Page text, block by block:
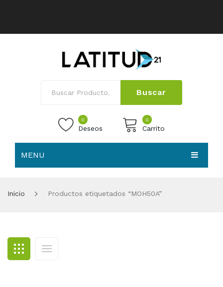
Buscar
0
Deseos
0
Carrito
MENU
BLOG
CONTACTO
Inicio Productos etiquetados “MOH50A”